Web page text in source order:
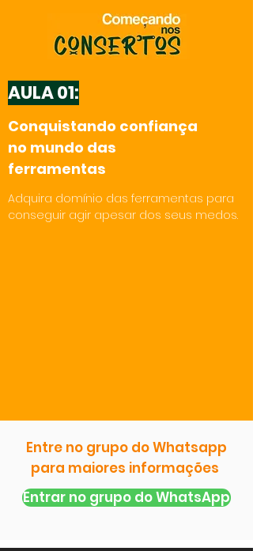
AULA 01:
Conquistando confiança
no mundo das
ferramentas
Adquira domínio das ferramentas para
conseguir agir apesar dos seus medos.
Entre no grupo do Whatsapp
para maiores informações ​
Entrar no grupo do WhatsApp